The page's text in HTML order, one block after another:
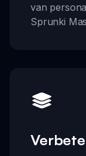
van
Sprunki